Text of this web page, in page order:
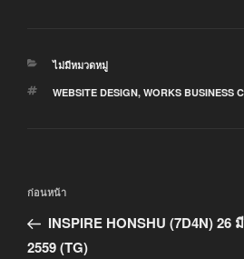
หมวด
ไม่มีหมวดหมู่
ป้าย
WEBSITE DESIGN, WORKS BUSINESS
แนะแนว
เรื่อง
เรื่อง
ก่อน
หน้า
ก่อนหน้า
INSPIRE HONSHU (7D4N) 26
2559 (TG)